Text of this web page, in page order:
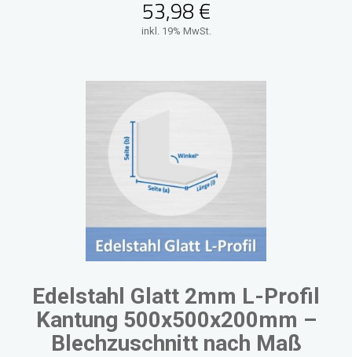
53,98€
inkl. 19% MwSt.
Edelstahl Glatt 2mm L-Profil
Kantung 500x500x200mm –
Blechzuschnitt nach Maß